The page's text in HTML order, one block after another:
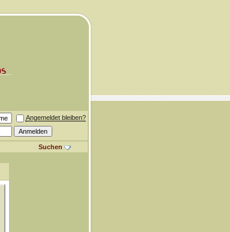
Angemeldet bleiben?
Suchen